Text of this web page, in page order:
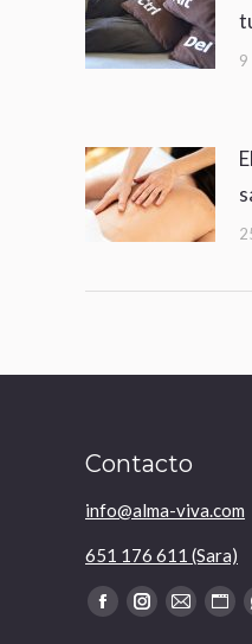
9
Contacto
info@alma-viva.com
651 176 611 (Sara)
Encuéntranos en:
FacebookInstagram
Mail